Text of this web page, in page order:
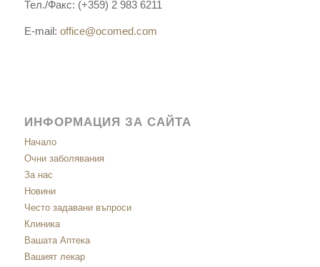
Тел./Факс: (+359) 2 983 6211
E-mail: office@ocomed.com
ИНФОРМАЦИЯ ЗА САЙТА
Начало
Очни заболявания
За нас
Новини
Често задавани въпроси
Клиника
Вашата Аптека
Вашият лекар